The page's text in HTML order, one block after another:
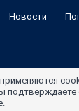
Новости
подтверждаете